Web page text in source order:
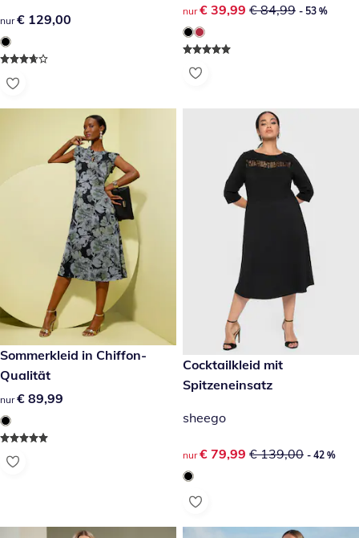
€ 129,00
nur € 129,00
reduzierter Preis € 39,99,
nur € 39,99 € 84,99 - 53 %
€ 89,99
Sommerkleid in Chiffon-
Qualität
€ 89,99
nur € 89,99
reduzierter Preis € 79,99,
- 42 %
Cocktailkleid mit
Spitzeneinsatz
sheego
reduzierter Preis € 79,99,
nur € 79,99 € 139,00 - 42 %